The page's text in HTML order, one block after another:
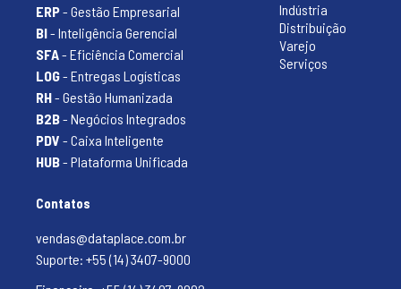
ERP- Gestão Empresarial
BI- Inteligência Gerencial
SFA- Eficiência Comercial
LOG- Entregas Logísticas
RH- Gestão Humanizada
B2B- Negócios Integrados
PDV - Caixa Inteligente
HUB- Plataforma Unificada
Indústria
Distribuição
Varejo
Serviços
Contatos
vendas@dataplace.com.br
Suporte: +55 (14) 3407-9000